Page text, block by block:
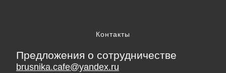
Контакты
Предложения о сотрудничестве
brusnika.cafe@yandex.ru